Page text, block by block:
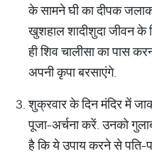
के सामने घी का दीपक
खुशहाल शादीशुदा जीवन के
ही शिव चालीसा का पास
अपनी कृपा बरसाएंगे.
शुक्रवार के दिन मंदिर में
पूजा-अर्चना करें. उनको
है कि ये उपाय करने से पति-